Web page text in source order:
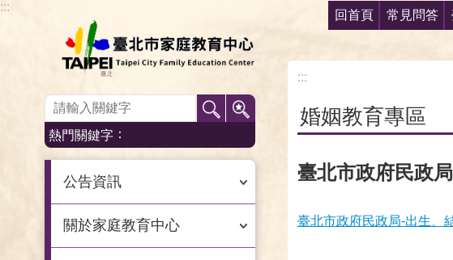
跳到主要內容區塊
:::
回首頁 常見問答
:::
熱門關鍵字
公告資訊
關於家庭教育中心
:::
婚姻教育專區
臺北市政府民政
臺北市政府民政局-出生、